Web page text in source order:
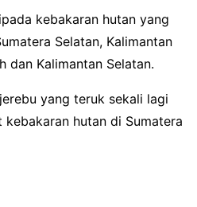
kebakaran hutan yang
Selatan, Kalimantan
dan Kalimantan Selatan.
yang teruk sekali lagi
hutan di Sumatera